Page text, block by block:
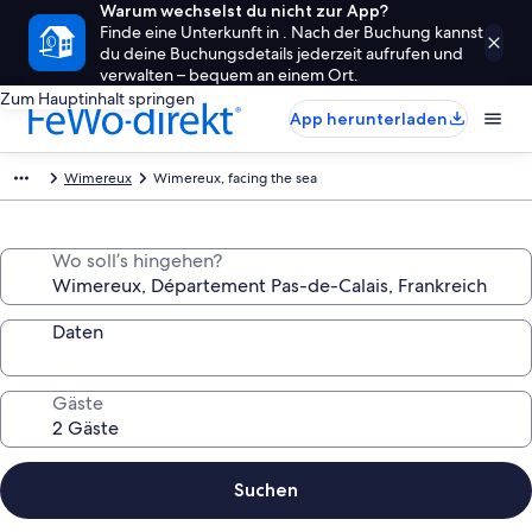
Warum wechselst du nicht zur App?
Finde eine Unterkunft in . Nach der Buchung kannst
du deine Buchungsdetails jederzeit aufrufen und
verwalten – bequem an einem Ort.
Zum Hauptinhalt springen
App herunterladen
Wimereux Wimereux, facing the sea
Wo soll’s hingehen?
Daten
Gäste
Suchen